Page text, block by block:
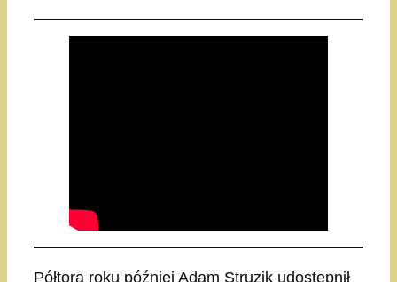
Półtora roku później Adam Struzik udostępnił